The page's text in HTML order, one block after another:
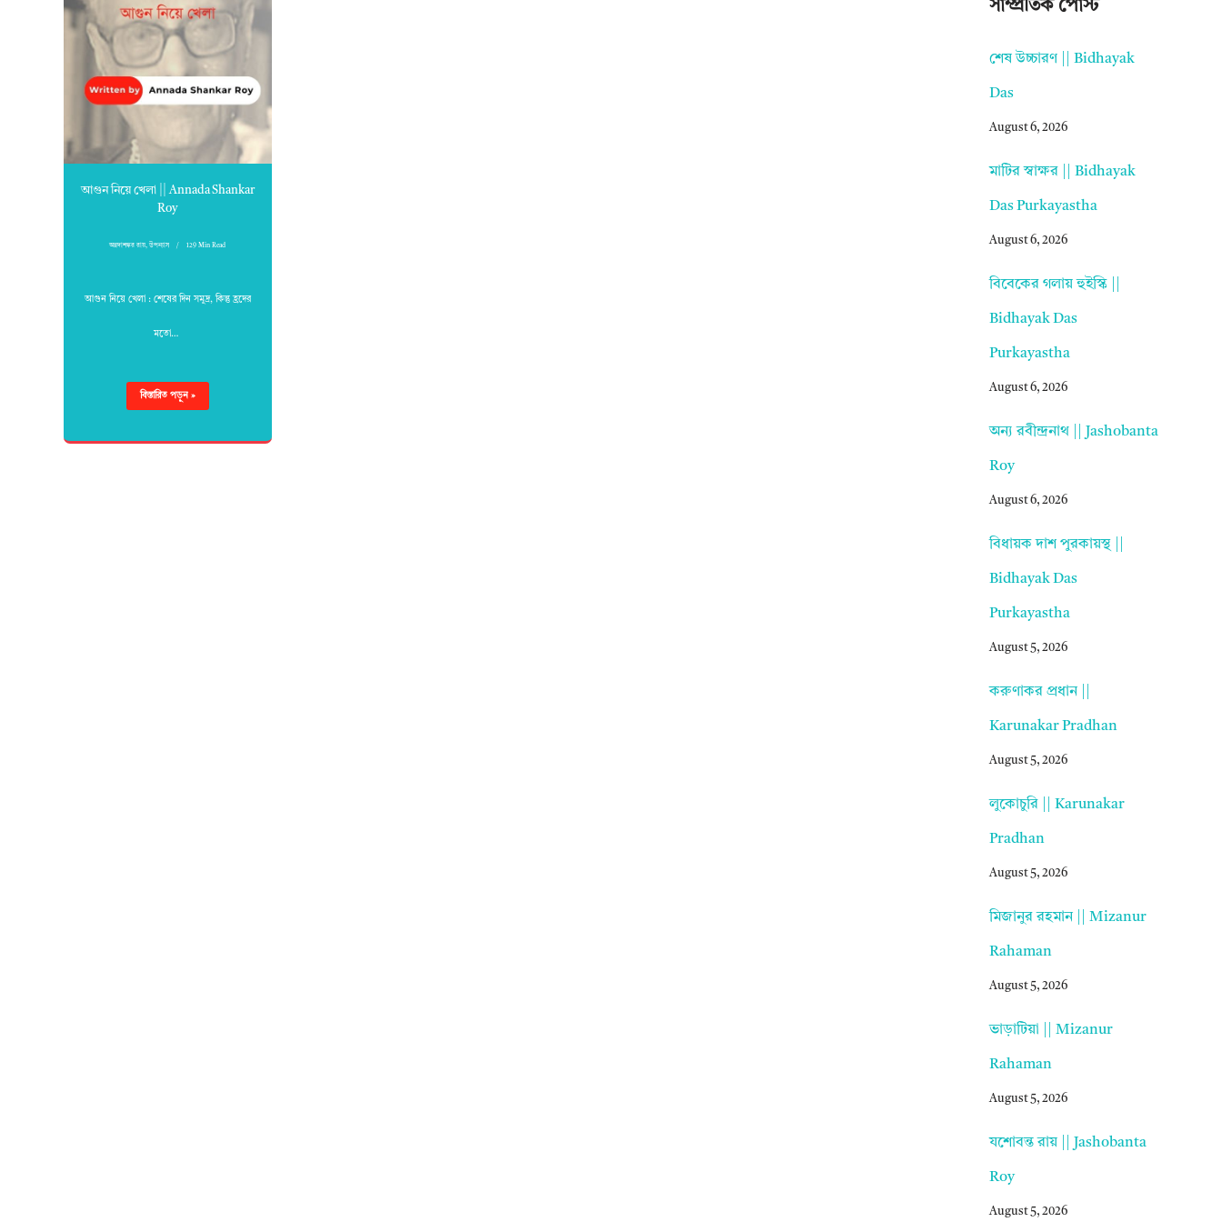
আগুন নিয়ে খেলা || Annada Shankar
Roy
অন্নদাশঙ্কর রায়,উপন্যাস 129 Min Read
আগুন নিয়ে খেলা : শেষের দিন সমুদ্র, কিন্তু হ্রদের
মতো…
বিস্তারিত পড়ুন »
সাম্প্রতিক পোস্ট
শেষ উচ্চারণ || Bidhayak
Das
August 6, 2026
মাটির স্বাক্ষর || Bidhayak
Das Purkayastha
August 6, 2026
বিবেকের গলায় হুইস্কি ||
Bidhayak Das
Purkayastha
August 6, 2026
অন্য রবীন্দ্রনাথ || Jashobanta
Roy
August 6, 2026
বিধায়ক দাশ পুরকায়স্থ ||
Bidhayak Das
Purkayastha
August 5, 2026
করুণাকর প্রধান ||
Karunakar Pradhan
August 5, 2026
লুকোচুরি || Karunakar
Pradhan
August 5, 2026
মিজানুর রহমান || Mizanur
Rahaman
August 5, 2026
ভাড়াটিয়া || Mizanur
Rahaman
August 5, 2026
যশোবন্ত রায় || Jashobanta
Roy
August 5, 2026